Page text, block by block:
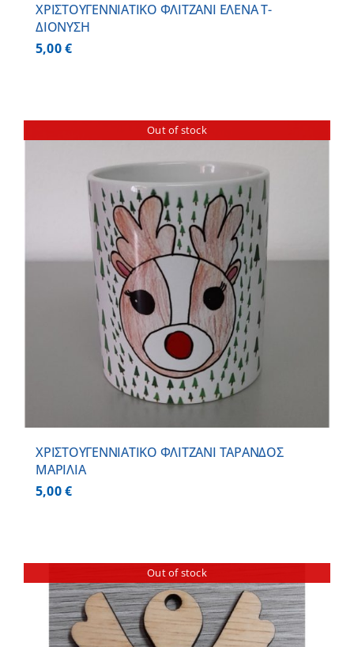
ΧΡΙΣΤΟΥΓΕΝΝΙΑΤΙΚΟ ΦΛΙΤΖΑΝΙ ΕΛΕΝΑ Τ-
ΔΙΟΝΥΣΗ
5,00€
Out of stock
ΧΡΙΣΤΟΥΓΕΝΝΙΑΤΙΚΟ ΦΛΙΤΖΑΝΙ ΤΑΡΑΝΔΟΣ
ΜΑΡΙΛΙΑ
5,00€
Out of stock